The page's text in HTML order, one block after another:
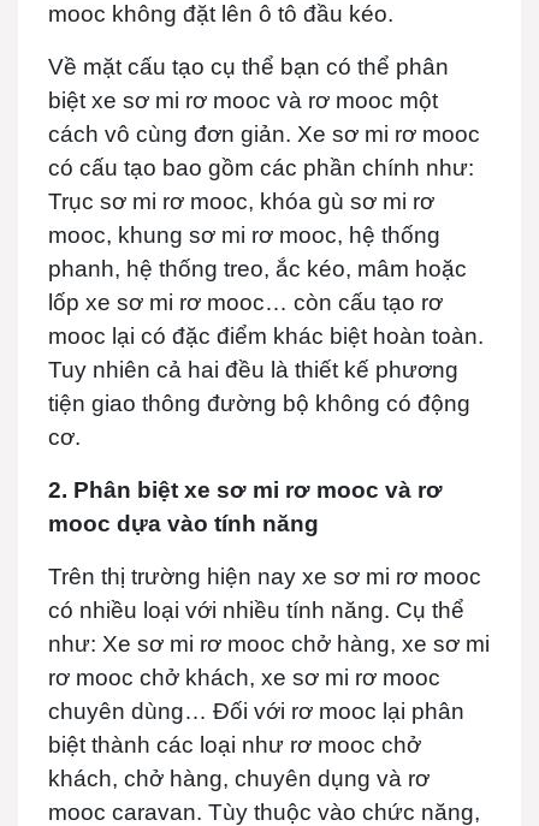
mooc không đặt lên ô tô đầu kéo.
Về mặt cấu tạo cụ thể bạn có thể phân
biệt xe sơ mi rơ mooc và rơ mooc một
cách vô cùng đơn giản. Xe sơ mi rơ mooc
có cấu tạo bao gồm các phần chính như:
Trục sơ mi rơ mooc, khóa gù sơ mi rơ
mooc, khung sơ mi rơ mooc, hệ thống
phanh, hệ thống treo, ắc kéo, mâm hoặc
lốp xe sơ mi rơ mooc… còn cấu tạo rơ
mooc lại có đặc điểm khác biệt hoàn toàn.
Tuy nhiên cả hai đều là thiết kế phương
tiện giao thông đường bộ không có động
cơ.
2. Phân biệt xe sơ mi rơ mooc và rơ
mooc dựa vào tính năng
Trên thị trường hiện nay xe sơ mi rơ mooc
có nhiều loại với nhiều tính năng. Cụ thể
như: Xe sơ mi rơ mooc chở hàng, xe sơ mi
rơ mooc chở khách, xe sơ mi rơ mooc
chuyên dùng… Đối với rơ mooc lại phân
biệt thành các loại như rơ mooc chở
khách, chở hàng, chuyên dụng và rơ
mooc caravan. Tùy thuộc vào chức năng,